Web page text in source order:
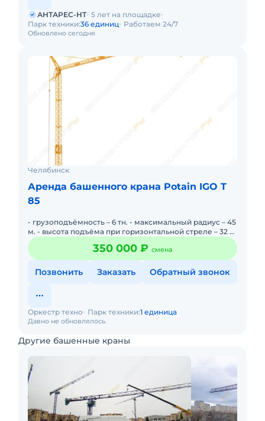
Обновлено сегодня
АНТАРЕС-НТ 5 лет на площадке
Парк техники:36 единиц Работаем 24/7
Челябинск
Аренда башенного крана Potain IGO T
85
- грузоподъёмность – 6 тн. - максимальный радиус – 45
м. - высота подъёма при горизонтальной стреле – 32 м.
- высота подьёма при поднятой стреле на 30 гра
350 000 ₽ смена
Позвонить Заказать Обратный звонок
Давно не обновлялось
Оркестр техно Парк техники:1 единица
Другие башенные краны